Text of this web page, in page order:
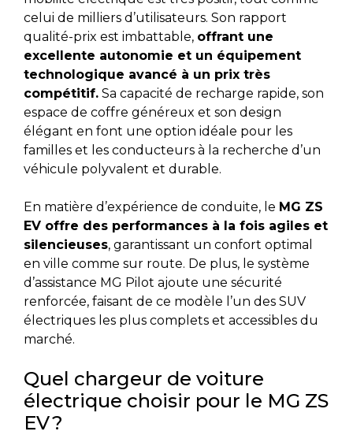
celui de milliers d’utilisateurs. Son rapport
qualité-prix est imbattable, offrant une
excellente autonomie et un équipement
technologique avancé à un prix très
compétitif. Sa capacité de recharge rapide, son
espace de coffre généreux et son design
élégant en font une option idéale pour les
familles et les conducteurs à la recherche d’un
véhicule polyvalent et durable.
En matière d’expérience de conduite, le MG ZS
EV offre des performances à la fois agiles et
silencieuses, garantissant un confort optimal
en ville comme sur route. De plus, le système
d’assistance MG Pilot ajoute une sécurité
renforcée, faisant de ce modèle l’un des SUV
électriques les plus complets et accessibles du
marché.
Quel chargeur de voiture
électrique choisir pour le MG ZS
EV ?